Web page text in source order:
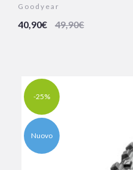
Goodyear
40,90€ 49,90€
-25%
Nuovo